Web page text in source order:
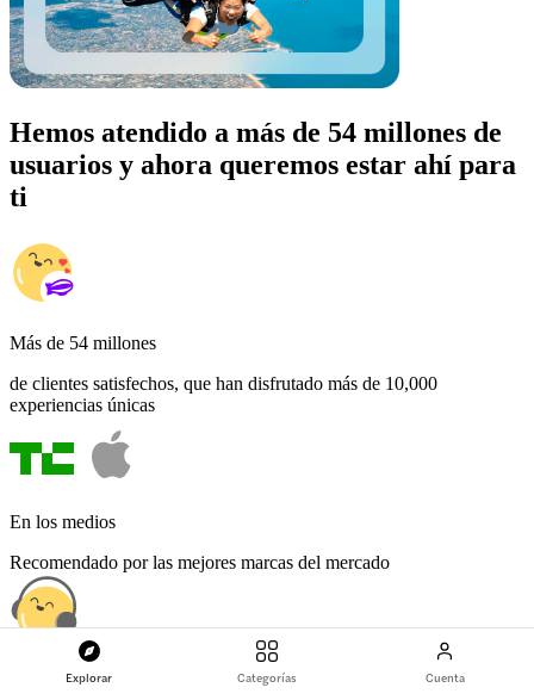
Explorar Categorías Cuenta
Hemos atendido a más de 54 millones de
usuarios y ahora queremos estar ahí para
ti
Más de 54 millones
de clientes satisfechos, que han disfrutado más de 10,000
experiencias únicas
En los medios
Recomendado por las mejores marcas del mercado
Centro de atención al cliente 24/7